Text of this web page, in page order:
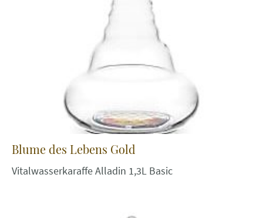
Blume des Lebens Gold
Vitalwasserkaraffe Alladin 1,3L Basic